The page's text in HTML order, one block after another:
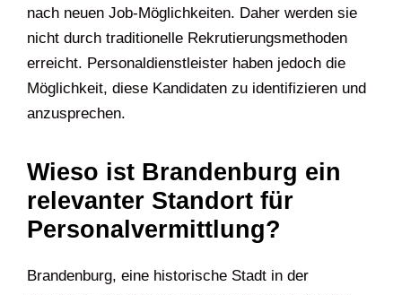
nach neuen Job-Möglichkeiten. Daher werden sie
nicht durch traditionelle Rekrutierungsmethoden
erreicht. Personaldienstleister haben jedoch die
Möglichkeit, diese Kandidaten zu identifizieren und
anzusprechen.
Wieso ist Brandenburg ein
relevanter Standort für
Personalvermittlung?
Brandenburg, eine historische Stadt in der